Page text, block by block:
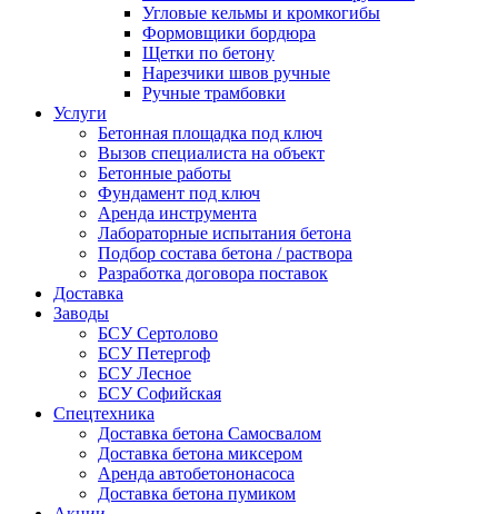
Угловые кельмы и кромкогибы
Формовщики бордюра
Щетки по бетону
Нарезчики швов ручные
Ручные трамбовки
Услуги
Бетонная площадка под ключ
Вызов специалиста на объект
Бетонные работы
Фундамент под ключ
Аренда инструмента
Лабораторные испытания бетона
Подбор состава бетона / раствора
Разработка договора поставок
Доставка
Заводы
БСУ Сертолово
БСУ Петергоф
БСУ Лесное
БСУ Софийская
Спецтехника
Доставка бетона Самосвалом
Доставка бетона миксером
Аренда авто­бетононасоса
Доставка бетона пумиком